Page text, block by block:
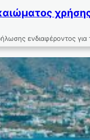
για